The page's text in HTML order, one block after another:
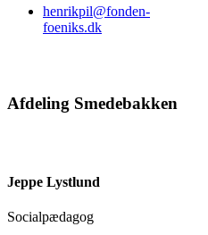
henrikpil@fonden-
foeniks.dk
Afdeling Smedebakken
Jeppe Lystlund
Socialpædagog